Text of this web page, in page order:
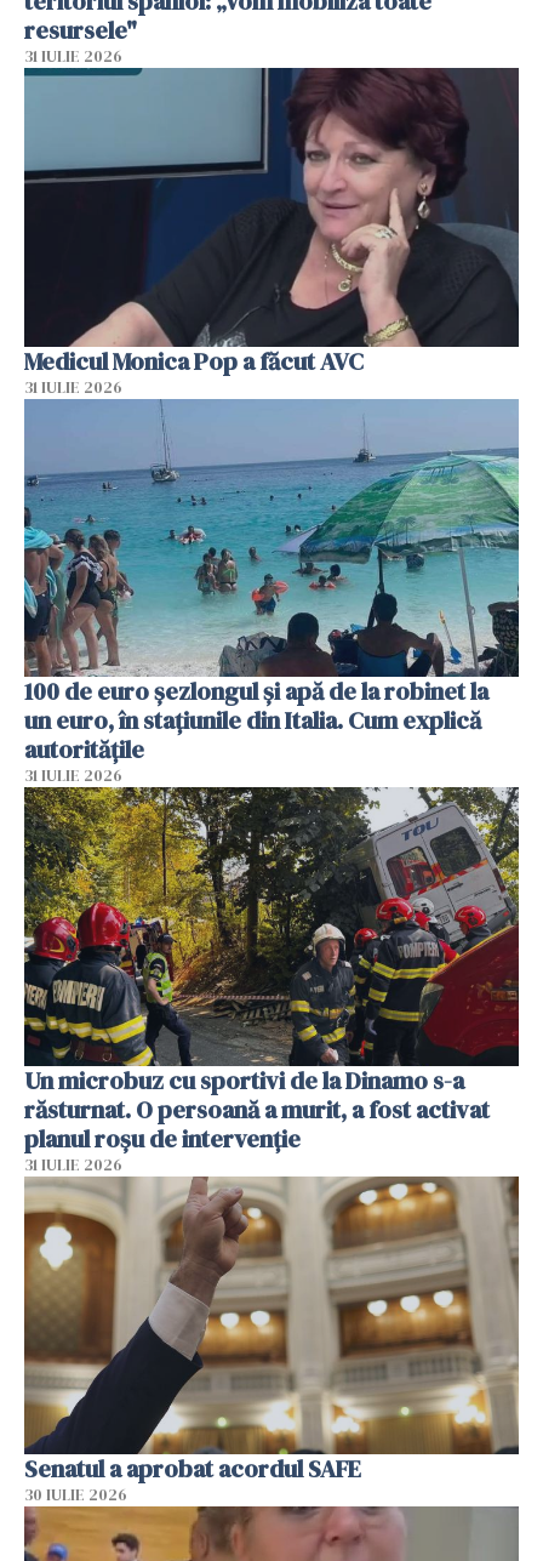
resursele"
31 IULIE 2026
Medicul Monica Pop a făcut AVC
31 IULIE 2026
100 de euro șezlongul și apă de la robinet la
un euro, în stațiunile din Italia. Cum explică
autoritățile
31 IULIE 2026
Un microbuz cu sportivi de la Dinamo s-a
răsturnat. O persoană a murit, a fost activat
planul roșu de intervenție
31 IULIE 2026
Senatul a aprobat acordul SAFE
30 IULIE 2026